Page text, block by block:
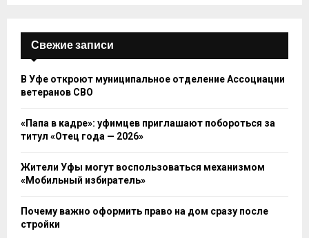
Свежие записи
В Уфе откроют муниципальное отделение Ассоциации
ветеранов СВО
«Папа в кадре»: уфимцев приглашают побороться за
титул «Отец года — 2026»
Жители Уфы могут воспользоваться механизмом
«Мобильный избиратель»
Почему важно оформить право на дом сразу после
стройки